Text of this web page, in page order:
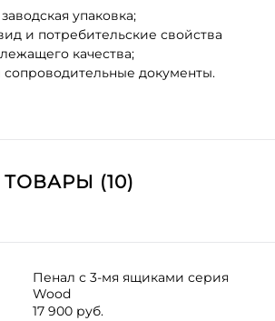
упаковка;
и потребительские свойства
качества;
документы.
(10)
Пенал с 3-мя ящиками серия
Wood
17 900 руб.